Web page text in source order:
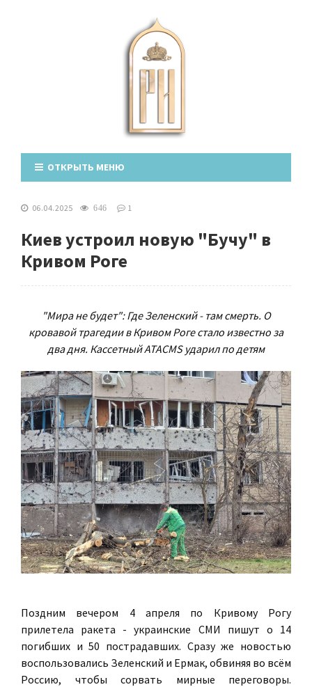
ОТКРЫТЬ МЕНЮ
06.04.2025 646 1
Киев устроил новую "Бучу" в
Кривом Роге
"Мира не будет": Где Зеленский - там смерть. О
кровавой трагедии в Кривом Роге стало известно за
два дня. Кассетный ATACMS ударил по детям
Поздним вечером 4 апреля по Кривому Рогу
прилетела ракета - украинские СМИ пишут о 14
погибших и 50 пострадавших. Сразу же новостью
воспользовались Зеленский и Ермак, обвиняя во всём
Россию, чтобы сорвать мирные переговоры.